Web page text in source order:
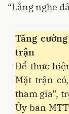
“Lắng nghe
Tăng
trận
Để thực
Mặt trận
tham gia”,
Ủy ban